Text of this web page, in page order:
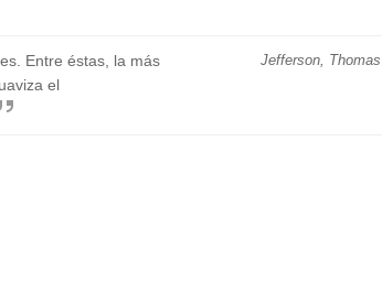
Jefferson, Thomas
Entre éstas, la más
el